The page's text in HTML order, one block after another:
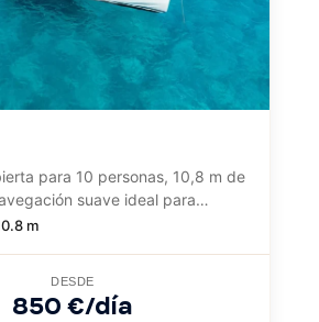
para 10 personas, 10,8 m de
suave ideal para
costas con capitán. Perfecto
m
DESDE
850 €/día